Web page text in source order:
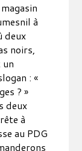
à
deux
noirs,
un
: «
? »
deux
à
au PDG